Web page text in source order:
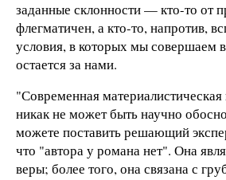
заданные склонности — кто-то от
флегматичен, а кто-то, напротив,
условия, в которых мы совершаем
остается за нами.
"Современная
никак не может быть научно
можете поставить решающий
что "автора у романа нет". Она
веры; более того, она связана с